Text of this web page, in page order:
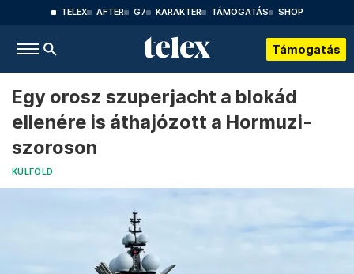
TELEX AFTER G7 KARAKTER TÁMOGATÁS SHOP
Támogatás
Egy orosz szuperjacht a blokád
ellenére is áthajózott a Hormuzi-
szoroson
KÜLFÖLD